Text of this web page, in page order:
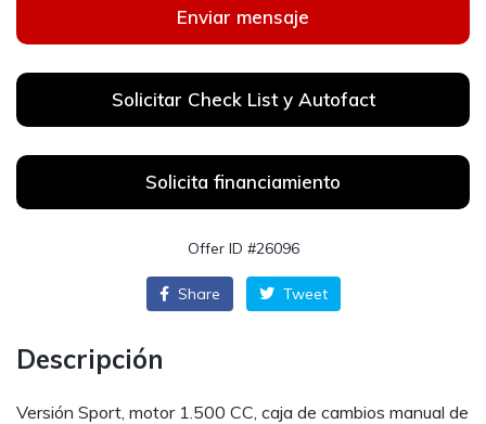
Enviar mensaje
Solicitar Check List y Autofact
Solicita financiamiento
Offer ID #26096
Share Tweet
Descripción
Versión Sport, motor 1.500 CC, caja de cambios manual de